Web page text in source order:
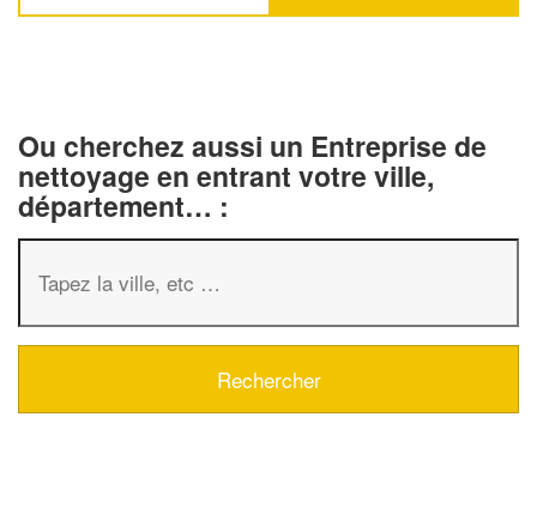
Ou cherchez aussi un Entreprise de
nettoyage en entrant votre ville,
département… :